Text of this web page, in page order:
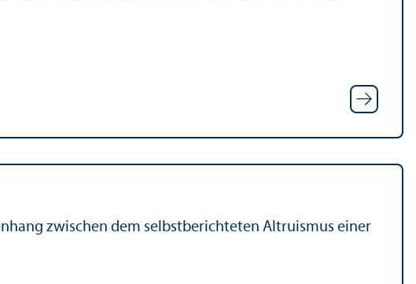
zwischen dem selbstberichteten Altruismus einer